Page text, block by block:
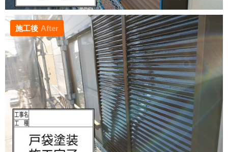
施工後 After